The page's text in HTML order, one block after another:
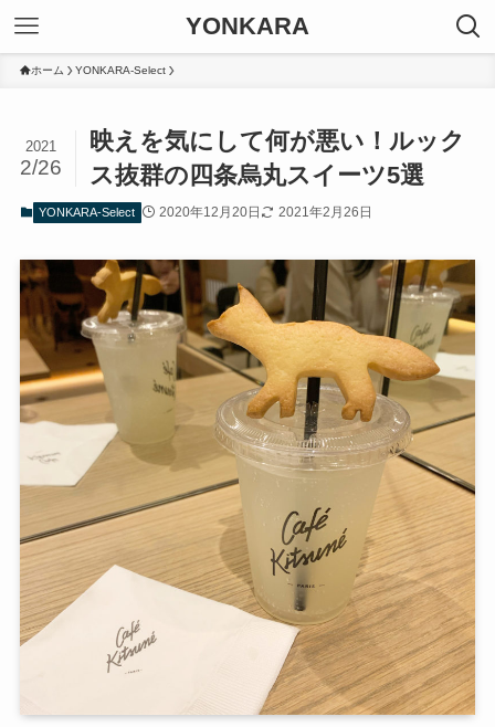
YONKARA
ホーム YONKARA-Select
映えを気にして何が悪い！ルック
ス抜群の四条烏丸スイーツ5選
2021
2/26
YONKARA-Select 2020年12月20日 2021年2月26日